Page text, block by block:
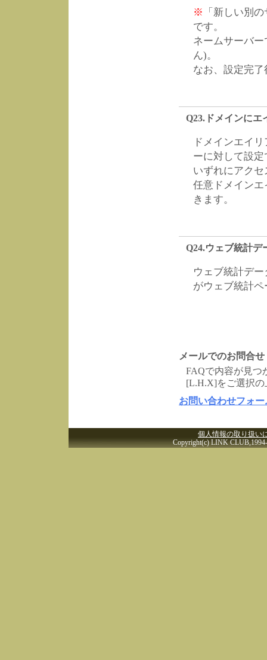
※ 「新しい別
です。
ネームサーバ
ん)。
なお、設定完
Q23.ドメインにエ
ドメインエイ
ーに対して設
いずれにアク
任意ドメイン
きます。
Q24.ウェブ統計デ
ウェブ統計デ
がウェブ統計
メールでのお問合せ
FAQで内容が見つ
[L.H.X]をご選択
お問い合わせフォー
個人情報の取り扱い
Copyright(c) LINK CLUB,1994-